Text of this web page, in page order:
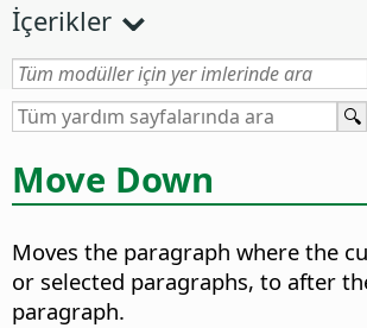
İçerikler
Move Down
Moves the paragraph where the
or selected paragraphs, to after
paragraph.